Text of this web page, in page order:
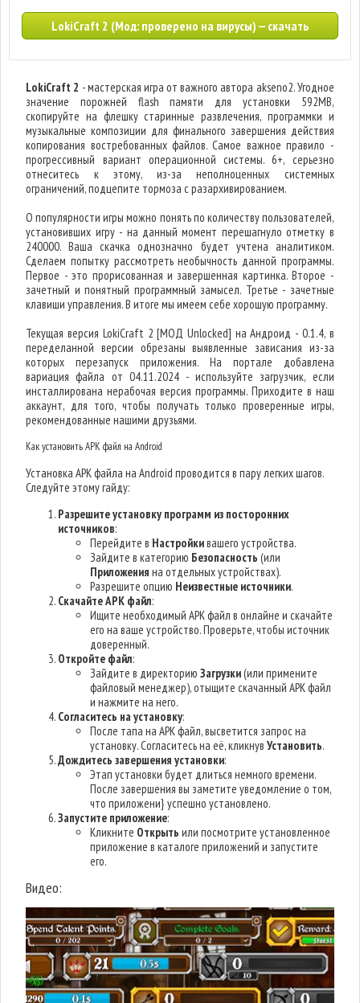
LokiCraft 2 (Мод: проверено на вирусы) — скачать
LokiCraft 2 - мастерская игра от важного автора akseno2. Угодное
значение порожней flash памяти для установки 592MB,
скопируйте на флешку старинные развлечения, программки и
музыкальные композиции для финального завершения действия
копирования востребованных файлов. Самое важное правило -
прогрессивный вариант операционной системы. 6+, серьезно
отнеситесь к этому, из-за неполноценных системных
ограничений, подцепите тормоза с разархивированием.
О популярности игры можно понять по количеству пользователей,
установивших игру - на данный момент перешагнуло отметку в
240000. Ваша скачка однозначно будет учтена аналитиком.
Сделаем попытку рассмотреть необычность данной программы.
Первое - это прорисованная и завершенная картинка. Второе -
зачетный и понятный программный замысел. Третье - зачетные
клавиши управления. В итоге мы имеем себе хорошую программу.
Текущая версия LokiCraft 2 [МОД Unlocked] на Андроид - 0.1.4, в
переделанной версии обрезаны выявленные зависания из-за
которых перезапуск приложения. На портале добавлена
вариация файла от 04.11.2024 - используйте загрузчик, если
инсталлирована нерабочая версия программы. Приходите в наш
аккаунт, для того, чтобы получать только проверенные игры,
рекомендованные нашими друзьями.
Как установить APK файл на Android
Установка APK файла на Android проводится в пару легких шагов.
Следуйте этому гайду:
Разрешите установку программ из посторонних
источников:
Перейдите в Настройкивашего устройства.
Зайдите в категорию Безопасность (или
Приложения на отдельных устройствах).
Разрешите опцию Неизвестные источники.
Скачайте APK файл:
Ищите необходимый APK файл в онлайне и скачайте
его на ваше устройство. Проверьте, чтобы источник
доверенный.
Откройте файл:
Зайдите в директориюЗагрузки(или примените
файловый менеджер), отыщите скачанный APK файл
и нажмите на него.
Согласитесь на установку:
После тапа на APK файл, высветится запрос на
установку. Согласитесь на её, кликнувУстановить.
Дождитесь завершения установки:
Этап установки будет длиться немного времени.
После завершения вы заметите уведомление о том,
что приложени} успешно установлено.
Запустите приложение:
Кликните Открыть или посмотрите установленное
приложение в каталоге приложений и запустите
его.
Видео: